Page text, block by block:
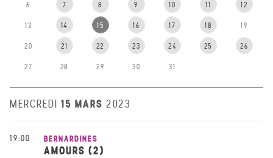
6 7 8 9 10 11 12
13 14 15 16 17 18 19
20 21 22 23 24 25 26
27 28 29 30 31
MERCREDI 15 MARS 2023
19:00 BERNARDINES
AMOURS (2)